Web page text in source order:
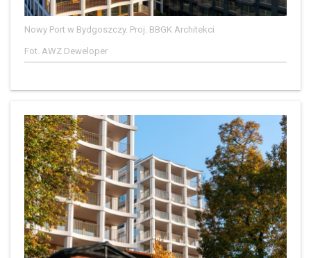
Nowy Port w Bydgoszczy. Proj. BBGK Architekci
Fot. AWZ Deweloper